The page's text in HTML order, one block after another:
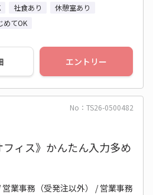
社食あり
休憩室あり
めてOK
エントリー
No：TS26-0500482
フィス》かんたん入力多め
業事務（受発注以外） / 営業事務